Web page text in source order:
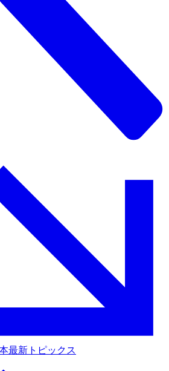
最新トピックス